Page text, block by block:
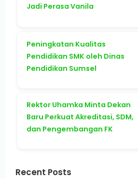
Jadi Perasa Vanila
Peningkatan Kualitas
Pendidikan SMK oleh Dinas
Pendidikan Sumsel
Rektor Uhamka Minta Dekan
Baru Perkuat Akreditasi, SDM,
dan Pengembangan FK
Recent Posts